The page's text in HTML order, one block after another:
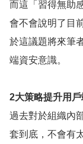
而這「習得無助
會不會說明了目
於這議題將來筆
端資安意識。
2大策略提升用
過去對於組織內
套到底，不會有